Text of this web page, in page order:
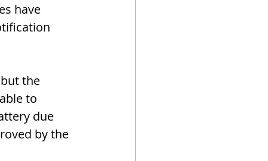
have
the
to
due
by the